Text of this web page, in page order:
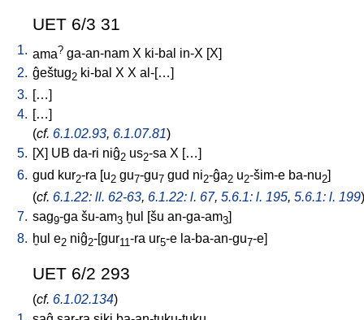
UET 6/3 31
1. ama? ga-an-nam X ki-bal in-X X
2. ĝeštug2 ki-bal X X al-[…]
3. […]
4. […]
(cf. 6.1.02.93, 6.1.07.81)
5. [X] UB da-ri niĝ2 us2-sa X […]
6. gud kur2-ra [u2 gu7-gu7 gud ni2-ĝa2 u2-šim-e ba-nu2]
(cf. 6.1.22: ll. 62-63, 6.1.22: l. 67, 5.6.1: l. 195, 5.6.1: l. 199)
7. sag9-ga šu-am3 ḫul [šu an-ga-am3]
8. ḫul e2 niĝ2-[gur11-ra ur5-e la-ba-an-gu7-e]
UET 6/2 293
(cf. 6.1.02.134)